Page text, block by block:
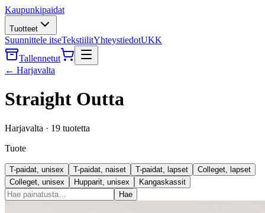
Kaupunkipaidat
Tuotteet
Suunnittele itseTekstiilitYhteystiedotUKK
Tallennetut
← Harjavalta
Straight Outta
Harjavalta · 19 tuotetta
Tuote
T-paidat, unisex T-paidat, naiset T-paidat, lapset
Colleget, lapset
Colleget, unisex
Hupparit, unisex
Kangaskassit
Hae